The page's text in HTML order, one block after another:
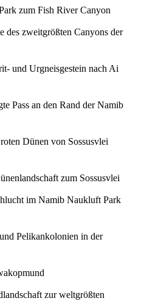
zum Fish River Canyon
des zweitgrößten Canyons der
und Urgneisgestein nach Ai
Pass an den Rand der Namib
Dünen von Sossusvlei
zum Sossusvlei
im Namib Naukluft Park
Pelikankolonien in der
zur weltgrößten